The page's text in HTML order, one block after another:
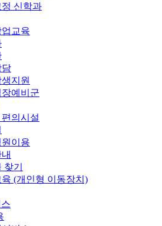
신학과
교육
담
지원
예비군
의시설
이용
찾기
(개인형 이동장치)